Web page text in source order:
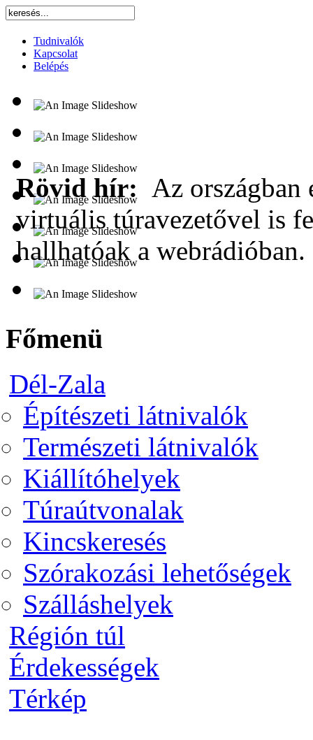
Tudnivalók
Kapcsolat
Belépés
Rövid hír: Az
virtuális túravezetővel is
hallhatóak a webrádióban.
Főmenü
Dél-Zala
Építészeti látnivalók
Természeti látnivalók
Kiállítóhelyek
Túraútvonalak
Kincskeresés
Szórakozási lehetőségek
Szálláshelyek
Régión túl
Érdekességek
Térkép